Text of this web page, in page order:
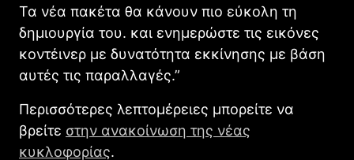
Τα νέα πακέτα θα κάνουν πιο εύκολη τη
δημιουργία του. και ενημερώστε τις εικόνες
κοντέινερ με δυνατότητα εκκίνησης με βάση
αυτές τις παραλλαγές.”
Περισσότερες λεπτομέρειες μπορείτε να
βρείτε στην ανακοίνωση της νέας
κυκλοφορίας.